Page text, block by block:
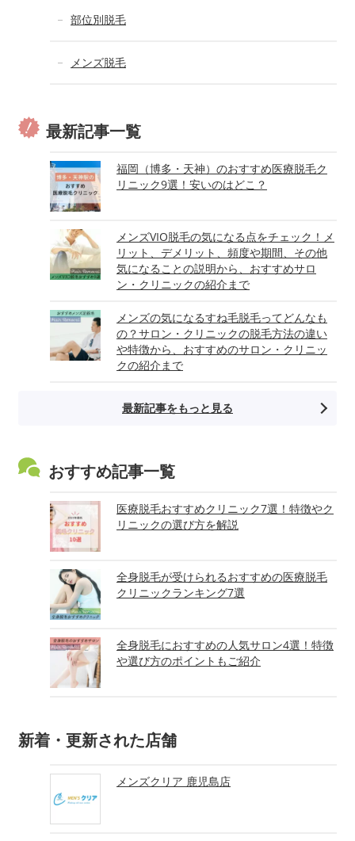
部位別脱毛
メンズ脱毛
最新記事一覧
福岡（博多・天神）のおすすめ医療脱毛ク
リニック9選！安いのはどこ？
メンズVIO脱毛の気になる点をチェック！メ
リット、デメリット、頻度や期間、その他
気になることの説明から、おすすめサロ
ン・クリニックの紹介まで
メンズの気になるすね毛脱毛ってどんなも
の？サロン・クリニックの脱毛方法の違い
や特徴から、おすすめのサロン・クリニッ
クの紹介まで
最新記事をもっと見る
おすすめ記事一覧
医療脱毛おすすめクリニック7選！特徴やク
リニックの選び方を解説
全身脱毛が受けられるおすすめの医療脱毛
クリニックランキング7選
全身脱毛におすすめの人気サロン4選！特徴
や選び方のポイントもご紹介
新着・更新された店舗
メンズクリア 鹿児島店